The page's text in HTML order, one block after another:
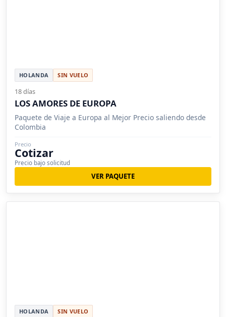
HOLANDA SIN VUELO
18 días
LOS AMORES DE EUROPA
Paquete de Viaje a Europa al Mejor Precio saliendo desde
Colombia
Precio
Cotizar
Precio bajo solicitud
VER PAQUETE
HOLANDA SIN VUELO